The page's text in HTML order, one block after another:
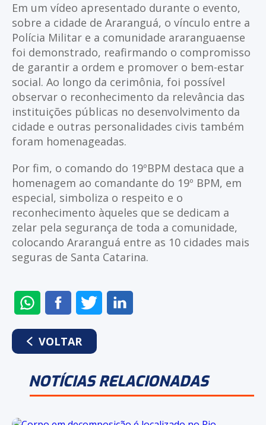
Em um vídeo apresentado durante o evento,
sobre a cidade de Araranguá, o vínculo entre a
Polícia Militar e a comunidade araranguaense
foi demonstrado, reafirmando o compromisso
de garantir a ordem e promover o bem-estar
social. Ao longo da cerimônia, foi possível
observar o reconhecimento da relevância das
instituições públicas no desenvolvimento da
cidade e outras personalidades civis também
foram homenageadas.
Por fim, o comando do 19ºBPM destaca que a
homenagem ao comandante do 19º BPM, em
especial, simboliza o respeito e o
reconhecimento àqueles que se dedicam a
zelar pela segurança de toda a comunidade,
colocando Araranguá entre as 10 cidades mais
seguras de Santa Catarina.
ENVIAR
NO
WHATSAPP
COMPARTILHAR
NO
FACEBOOK
COMPARTILHAR
NO
VOLTAR
NOTÍCIAS RELACIONADAS